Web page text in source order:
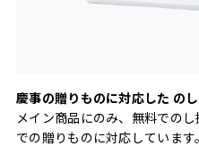
慶事の贈りものに対応した の
メイン商品にのみ、無料での
での贈りものに対応しています。